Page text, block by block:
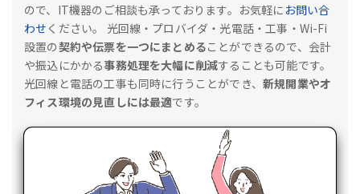
ので、IT機器のご相談も承っております。お気軽に お問い合
わせ ください。
光回線・プロバイダ・光電話・工事・Wi-Fi
設置の契約や伝票を一つにまとめることができるので、会計
や振込にかかる事務処理を大幅に削減することも可能です。
光回線と電話の工事も同時に行うことができ、 新規開業やオ
フィス環境の見直しには最適です。